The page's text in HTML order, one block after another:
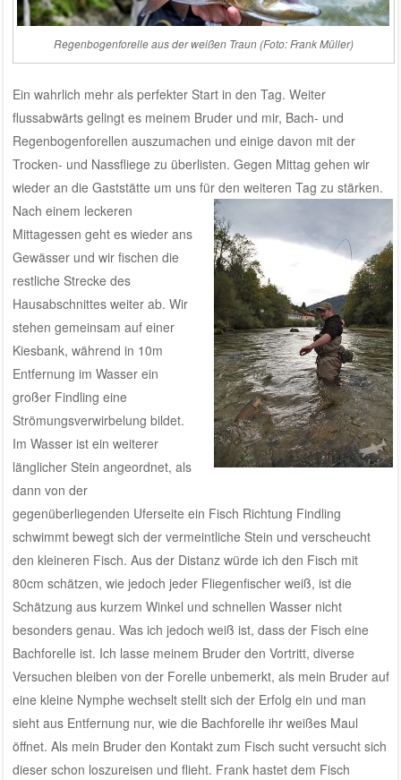
Regenbogenforelle aus der weißen Traun (Foto: Frank Müller)
Ein wahrlich mehr als perfekter Start in den Tag. Weiter
flussabwärts gelingt es meinem Bruder und mir, Bach- und
Regenbogenforellen auszumachen und einige davon mit der
Trocken- und Nassfliege zu überlisten. Gegen Mittag gehen wir
wieder an die Gaststätte um uns für den weiteren Tag zu stärken.
Nach einem leckeren
Mittagessen geht es wieder ans
Gewässer und wir fischen die
restliche Strecke des
Hausabschnittes weiter ab. Wir
stehen gemeinsam auf einer
Kiesbank, während in 10m
Entfernung im Wasser ein
großer Findling eine
Strömungsverwirbelung bildet.
Im Wasser ist ein weiterer
länglicher Stein angeordnet, als
dann von der
gegenüberliegenden Uferseite ein Fisch Richtung Findling
schwimmt bewegt sich der vermeintliche Stein und verscheucht
den kleineren Fisch. Aus der Distanz würde ich den Fisch mit
80cm schätzen, wie jedoch jeder Fliegenfischer weiß, ist die
Schätzung aus kurzem Winkel und schnellen Wasser nicht
besonders genau. Was ich jedoch weiß ist, dass der Fisch eine
Bachforelle ist. Ich lasse meinem Bruder den Vortritt, diverse
Versuchen bleiben von der Forelle unbemerkt, als mein Bruder auf
eine kleine Nymphe wechselt stellt sich der Erfolg ein und man
sieht aus Entfernung nur, wie die Bachforelle ihr weißes Maul
öffnet. Als mein Bruder den Kontakt zum Fisch sucht versucht sich
dieser schon loszureisen und flieht. Frank hastet dem Fisch